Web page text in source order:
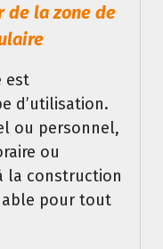
la zone de
est
d’utilisation.
ou personnel,
ou
la construction
pour tout